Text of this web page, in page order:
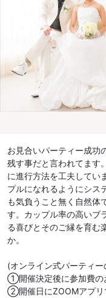
お見合いパーティー成功
残す事だと言われてます
に進行方法を工夫してい
プルになれるようにシス
も気負うこと無く自然体
す。カップル率の高いブ
る喜びとそのご縁を育む
か。
(オンライン式パーティー
①開催決定後に参加費の
②開催日にZOOMアプリ